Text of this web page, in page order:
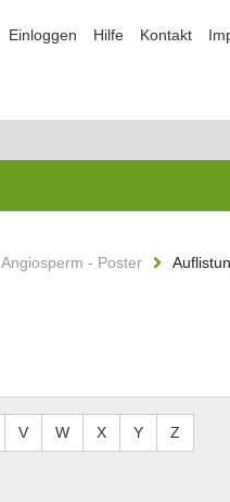
Einloggen Hilfe Kontakt
Angiosperm - Poster
V W X Y Z